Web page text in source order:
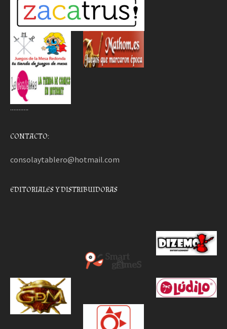
………..
CONTACTO:
consolaytablero@hotmail.com
EDITORIALES Y DISTRIBUIDORAS